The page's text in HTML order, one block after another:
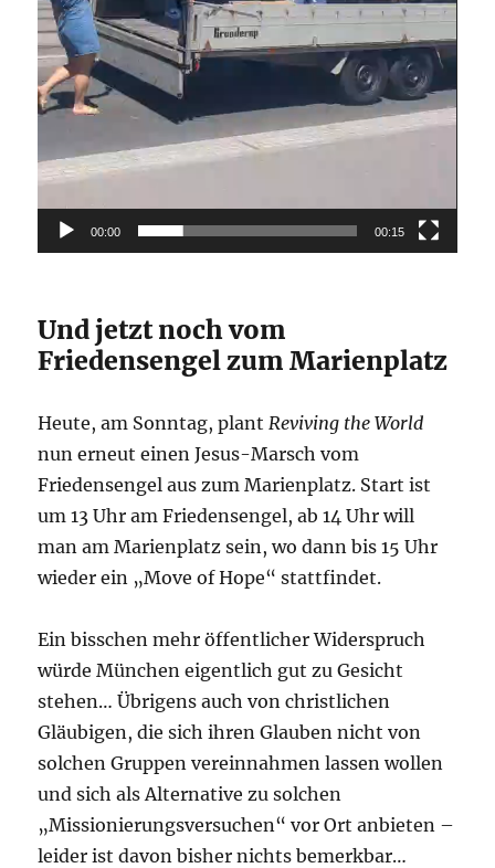
00:00 00:15
Und jetzt noch vom
Friedensengel zum Marienplatz
Heute, am Sonntag, plant Reviving the World
nun erneut einen Jesus-Marsch vom
Friedensengel aus zum Marienplatz. Start ist
um 13 Uhr am Friedensengel, ab 14 Uhr will
man am Marienplatz sein, wo dann bis 15 Uhr
wieder ein „Move of Hope“ stattfindet.
Ein bisschen mehr öffentlicher Widerspruch
würde München eigentlich gut zu Gesicht
stehen… Übrigens auch von christlichen
Gläubigen, die sich ihren Glauben nicht von
solchen Gruppen vereinnahmen lassen wollen
und sich als Alternative zu solchen
„Missionierungsversuchen“ vor Ort anbieten –
leider ist davon bisher nichts bemerkbar…